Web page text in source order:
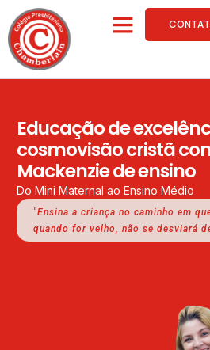
Educação de
cosmovisão cristã
Mackenzie de ensino
Do Mini Maternal ao Ensino Médio
"Ensina a criança no caminho em
quando for velho, não se desviará